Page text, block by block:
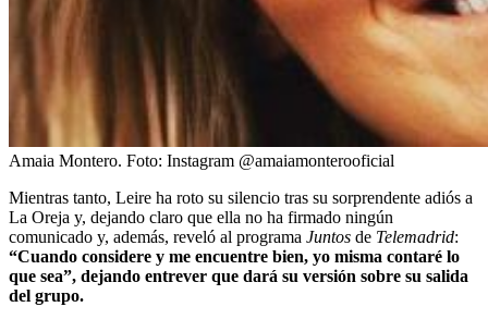
Amaia Montero. Foto: Instagram @amaiamonterooficial
Mientras tanto, Leire ha roto su silencio tras su sorprendente adiós a
La Oreja y, dejando claro que ella no ha firmado ningún
comunicado y, además, reveló al programa Juntos de Telemadrid:
“Cuando considere y me encuentre bien, yo misma contaré lo
que sea”, dejando entrever que dará su versión sobre su salida
del grupo.